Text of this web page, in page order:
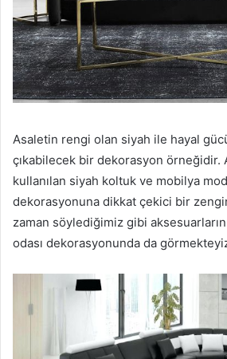
Asaletin rengi olan siyah ile hayal
çıkabilecek bir dekorasyon örneğidir.
kullanılan siyah koltuk ve mobilya
dekorasyonuna dikkat çekici bir
zaman söylediğimiz gibi
odası dekorasyonunda da